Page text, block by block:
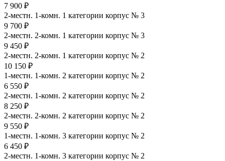
7 900 ₽
2-местн. 1-комн. 1 категории корпус № 3
9 700 ₽
2-местн. 2-комн. 1 категории корпус № 3
9 450 ₽
2-местн. 2-комн. 1 категории корпус № 2
10 150 ₽
1-местн. 1-комн. 2 категории корпус № 2
6 550 ₽
2-местн. 1-комн. 2 категории корпус № 2
8 250 ₽
2-местн. 2-комн. 2 категории корпус № 2
9 550 ₽
1-местн. 1-комн. 3 категории корпус № 2
6 450 ₽
2-местн. 1-комн. 3 категории корпус № 2